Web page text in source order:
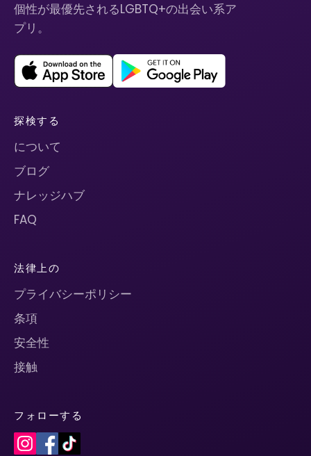
個性が最優先されるLGBTQ+の出会い系ア
プリ。
探検する
について
ブログ
ナレッジハブ
FAQ
法律上の
プライバシーポリシー
条項
安全性
接触
フォローする